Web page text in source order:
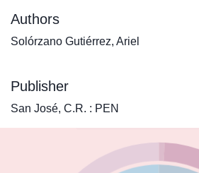
Authors
Solórzano Gutiérrez, Ariel
Publisher
San José, C.R. : PEN